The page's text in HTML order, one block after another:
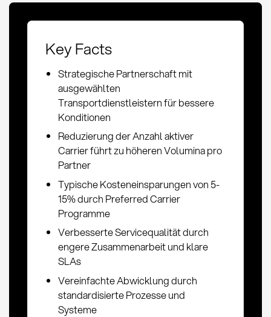
Key Facts
Strategische Partnerschaft mit
ausgewählten
Transportdienstleistern für bessere
Konditionen
Reduzierung der Anzahl aktiver
Carrier führt zu höheren Volumina pro
Partner
Typische Kosteneinsparungen von 5-
15% durch Preferred Carrier
Programme
Verbesserte Servicequalität durch
engere Zusammenarbeit und klare
SLAs
Vereinfachte Abwicklung durch
standardisierte Prozesse und
Systeme